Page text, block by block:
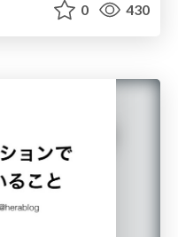
0 430